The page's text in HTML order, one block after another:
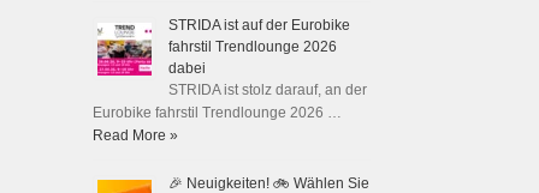
STRIDA ist auf der Eurobike
fahrstil Trendlounge 2026
dabei
STRIDA ist stolz darauf, an der
Eurobike fahrstil Trendlounge 2026 …
Read More »
🎉 Neuigkeiten! 🚲 Wählen Sie